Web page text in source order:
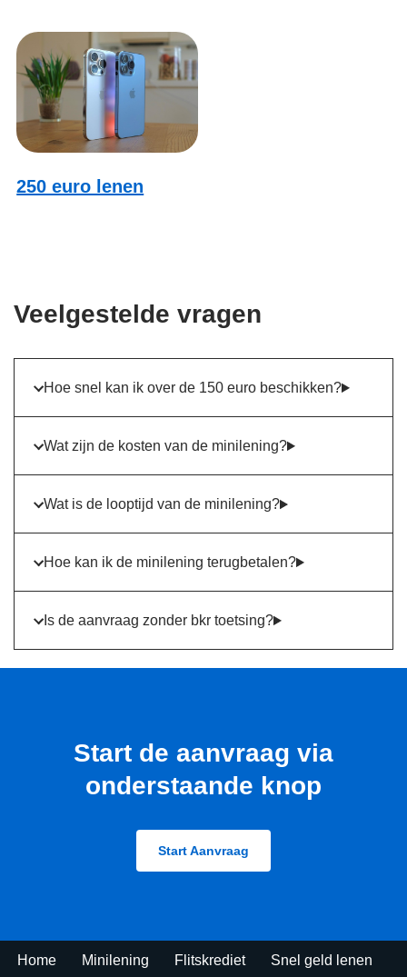
250 euro lenen
Veelgestelde vragen
Hoe snel kan ik over de 150 euro beschikken?
Wat zijn de kosten van de minilening?
Wat is de looptijd van de minilening?
Hoe kan ik de minilening terugbetalen?
Is de aanvraag zonder bkr toetsing?
Start de aanvraag via
onderstaande knop
Start Aanvraag
Home Minilening Flitskrediet
Snel geld lenen